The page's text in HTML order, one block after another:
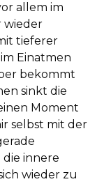
allem im
wieder
tieferer
Einatmen
bekommt
sinkt die
Moment
selbst mit der
die innere
wieder zu